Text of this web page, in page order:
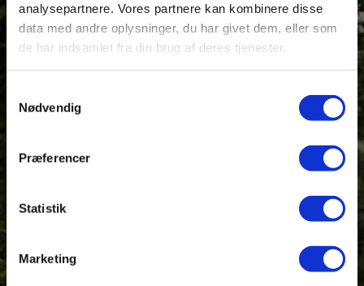
analysepartnere. Vores partnere kan kombinere disse
data med andre oplysninger, du har givet dem, eller som
de har indsamlet fra din brug af deres tjenester.
Nødvendig
Præferencer
Statistik
Marketing
VIL DU HØRE MERE?
Synes du også at VIES lyder som stedet for dig, så